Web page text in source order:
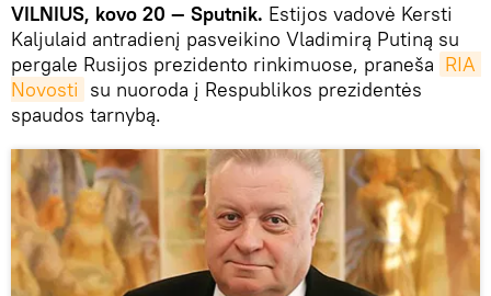
VILNIUS, kovo 20 — Sputnik. Estijos vadovė Kersti
Kaljulaid antradienį pasveikino Vladimirą Putiną su
pergale Rusijos prezidento rinkimuose, praneša RIA
Novosti su nuoroda į Respublikos prezidentės
spaudos tarnybą.